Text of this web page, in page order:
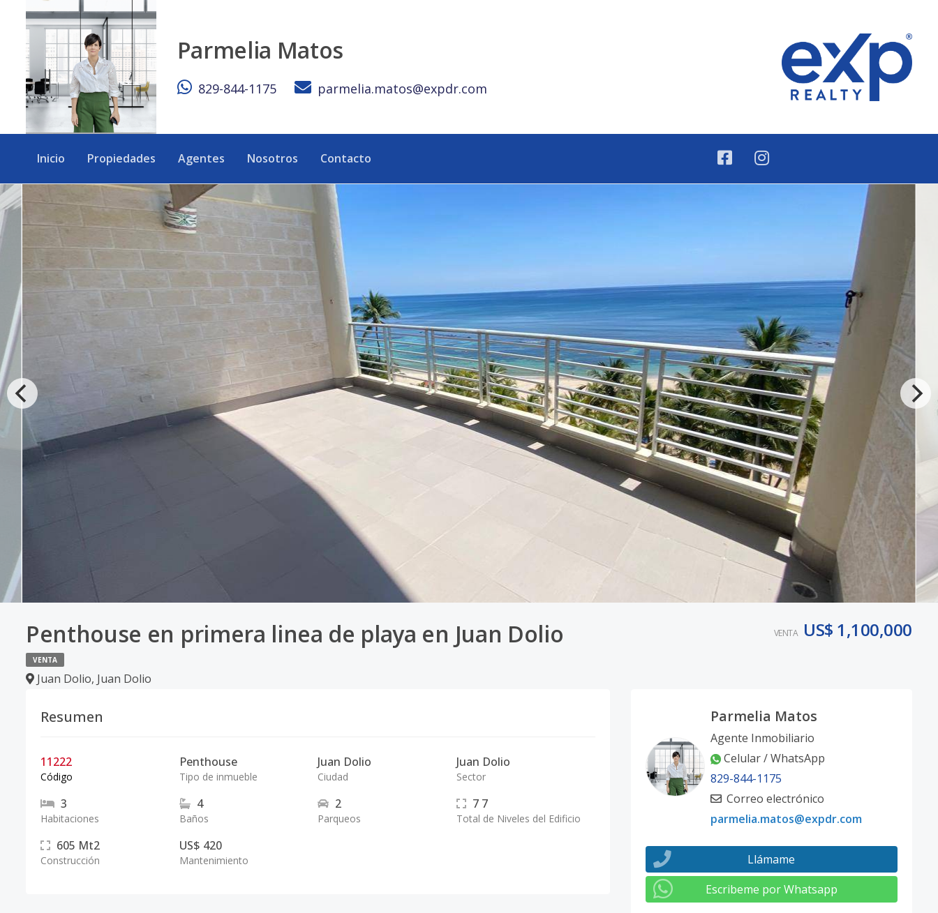
Parmelia Matos
829-844-1175 parmelia.matos@expdr.com
Inicio Propiedades Agentes Nosotros Contacto
Penthouse en primera linea de playa en Juan Dolio
VENTA
Juan Dolio, Juan Dolio
VENTA US$ 1,100,000
Resumen
11222
Código
Penthouse
Tipo de inmueble
Juan Dolio
Ciudad
Juan Dolio
Sector
3
Habitaciones
4
Baños
2
Parqueos
7 7
Total de Niveles del Edificio
605 Mt2
Construcción
US$ 420
Mantenimiento
Parmelia Matos
Agente Inmobiliario
Celular / WhatsApp
829-844-1175
Correo electrónico
parmelia.matos@expdr.com
Llámame
Escribeme por Whatsapp
Penthouse en primera linea de playa en Juan Dolio - eXp Realty República Dominicana